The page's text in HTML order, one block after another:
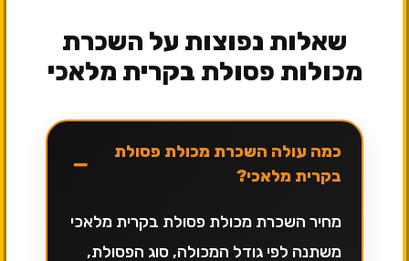
שאלות נפוצות על השכרת
מכולות פסולת בקרית מלאכי
כמה עולה השכרת מכולת פסולת
בקרית מלאכי?
−
מחיר השכרת מכולת פסולת בקרית מלאכי
משתנה לפי גודל המכולה, סוג הפסולת,